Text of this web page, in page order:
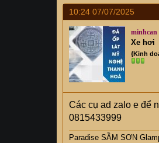
10:24 07/07/2025
minhcan
Xe hơi
{Kinh
Các cụ ad zalo e để
0815433999
Paradise SẦM SƠN